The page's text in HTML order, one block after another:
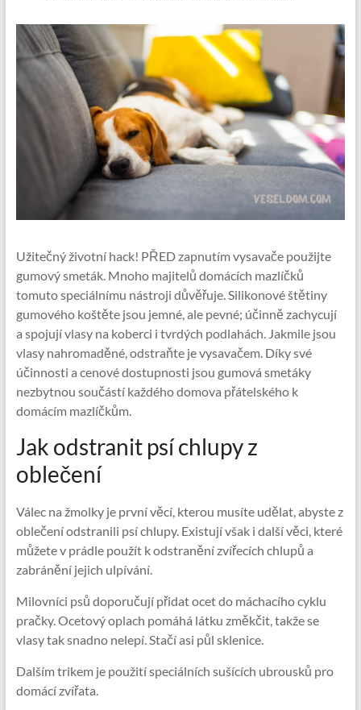
Užitečný životní hack! PŘED zapnutím vysavače použijte
gumový smeták. Mnoho majitelů domácích mazlíčků
tomuto speciálnímu nástroji důvěřuje. Silikonové štětiny
gumového koštěte jsou jemné, ale pevné; účinně zachycují
a spojují vlasy na koberci i tvrdých podlahách. Jakmile jsou
vlasy nahromaděné, odstraňte je vysavačem. Díky své
účinnosti a cenové dostupnosti jsou gumová smetáky
nezbytnou součástí každého domova přátelského k
domácím mazlíčkům.
Jak odstranit psí chlupy z
oblečení
Válec na žmolky je první věcí, kterou musíte udělat, abyste z
oblečení odstranili psí chlupy. Existují však i další věci, které
můžete v prádle použít k odstranění zvířecích chlupů a
zabránění jejich ulpívání.
Milovníci psů doporučují přidat ocet do máchacího cyklu
pračky. Ocetový oplach pomáhá látku změkčit, takže se
vlasy tak snadno nelepí. Stačí asi půl sklenice.
Dalším trikem je použití speciálních sušících ubrousků pro
domácí zvířata.